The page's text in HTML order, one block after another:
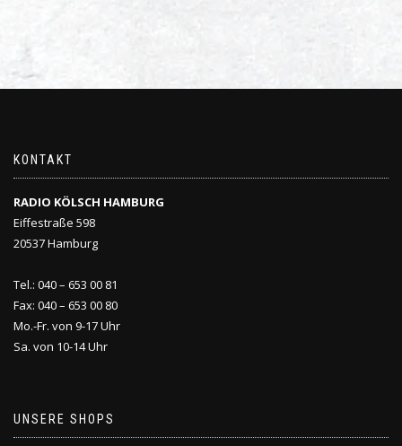
KONTAKT
RADIO KÖLSCH HAMBURG
Eiffestraße 598
20537 Hamburg
Tel.: 040 – 653 00 81
Fax: 040 – 653 00 80
Mo.-Fr. von 9-17 Uhr
Sa. von 10-14 Uhr
UNSERE SHOPS